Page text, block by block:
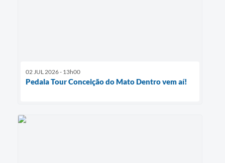
02 JUL 2026 - 13h00
Pedala Tour Conceição do Mato Dentro vem aí!